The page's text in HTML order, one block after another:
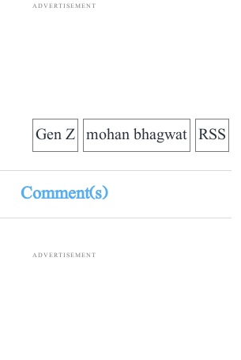
ADVERTISEMENT
RSS
mohan bhagwat
Gen Z
Comment(s)
ADVERTISEMENT